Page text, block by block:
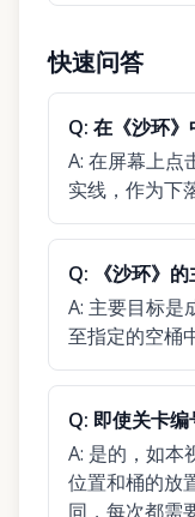
快速问答
Q: 在《沙环》
A: 在屏幕上点
实线，作为下
Q:
《沙环》
A: 主要目标是
至指定的空桶
Q: 即使关卡
A: 是的，如本
位置和桶的放
同，每次都需